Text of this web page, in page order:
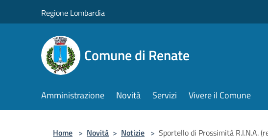
Regione Lombardia
Comune di Renate
Amministrazione Novità Servizi Vivere il Comune
Home > Novità > Notizie > Sportello di Prossimità R.I.N.A.